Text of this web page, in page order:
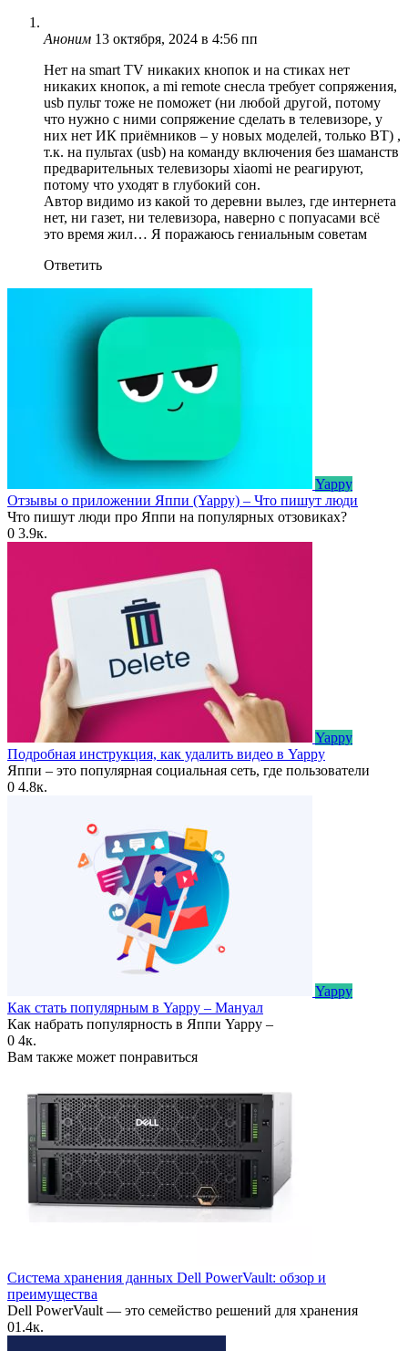
Аноним 13 октября, 2024 в 4:56 пп
Нет на smart TV никаких кнопок и на стиках нет
никаких кнопок, а mi remote снесла требует сопряжения,
usb пульт тоже не поможет (ни любой другой, потому
что нужно с ними сопряжение сделать в телевизоре, у
них нет ИК приёмников – у новых моделей, только BT) ,
т.к. на пультах (usb) на команду включения без шаманств
предварительных телевизоры xiaomi не реагируют,
потому что уходят в глубокий сон.
Автор видимо из какой то деревни вылез, где интернета
нет, ни газет, ни телевизора, наверно с попуасами всё
это время жил… Я поражаюсь гениальным советам
Ответить
Yappy
Отзывы о приложении Яппи (Yappy) – Что пишут люди
Что пишут люди про Яппи на популярных отзовиках?
0 3.9к.
Yappy
Подробная инструкция, как удалить видео в Yappy
Яппи – это популярная социальная сеть, где пользователи
0 4.8к.
Yappy
Как стать популярным в Yappy – Мануал
Как набрать популярность в Яппи Yappy –
0 4к.
Вам также может понравиться
Система хранения данных Dell PowerVault: обзор и
преимущества
Dell PowerVault — это семейство решений для хранения
01.4к.